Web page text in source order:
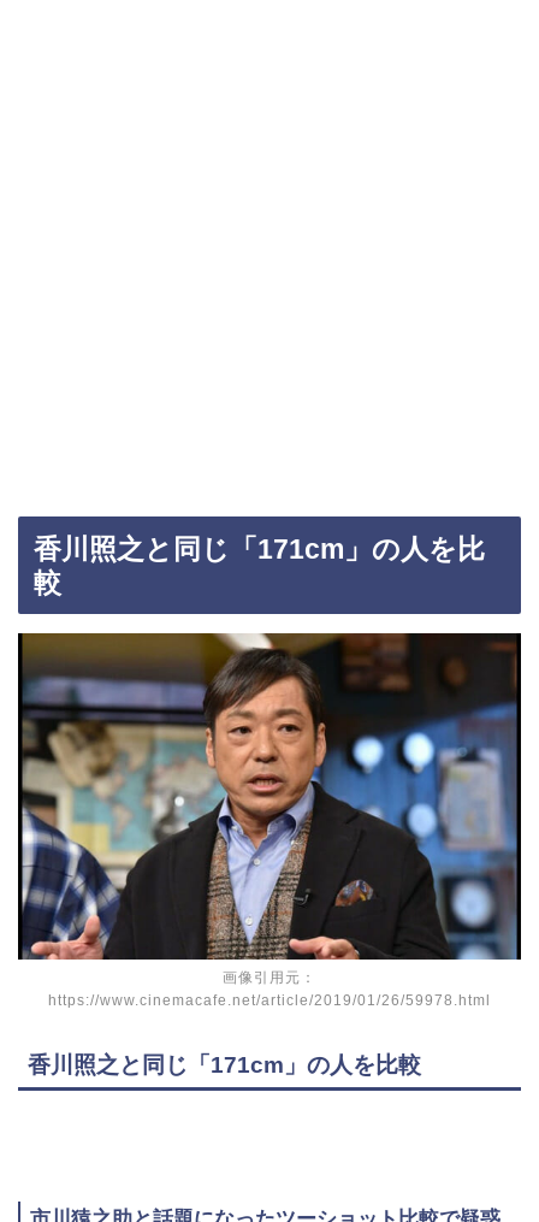
香川照之と同じ「171cm」の人を比
較
画像引用元：
https://www.cinemacafe.net/article/2019/01/26/59978.html
香川照之と同じ「171cm」の人を比較